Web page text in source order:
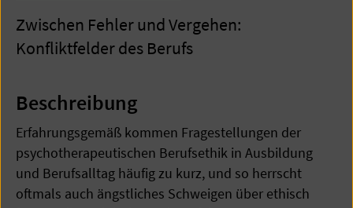
Zwischen Fehler und Vergehen:
Konfliktfelder des Berufs
Beschreibung
Erfahrungsgemäß kommen Fragestellungen der
psychotherapeutischen Berufsethik in Ausbildung
und Berufsalltag häufig zu kurz, und so herrscht
oftmals auch ängstliches Schweigen über ethisch